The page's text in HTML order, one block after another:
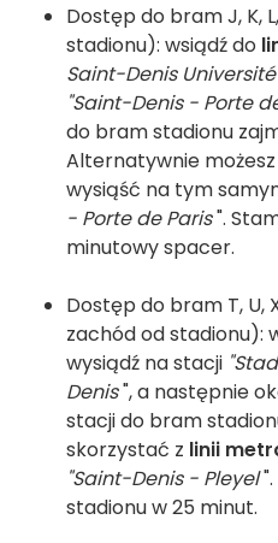
Dostęp do bram J, K,
stadionu): wsiądź do
Saint-DenisUniversité
"Saint-Denis - Porte
do bram stadionu
Alternatywnie
wysiąść na tym
- Porte de Paris".
minutowy spacer.
Dostęp do bram T, U,
zachód od stadionu):
wysiądź na stacji
Denis", a następnie
stacji do bram
skorzystać z linii
"Saint-Denis - Pleyel
stadionu w 25 minut.